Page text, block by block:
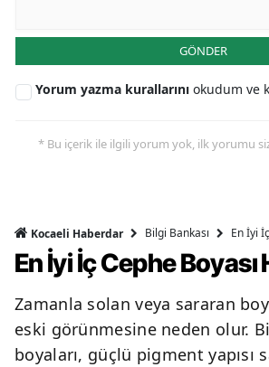
GÖNDER
Yorum yazma kurallarını okudum ve
* Bu içerik ile ilgili yorum yok, ilk yorumu siz
Kocaeli Haberdar Bilgi Bankası En İyi
En İyi İç Cephe
Zamanla solan veya sararan
eski görünmesine neden olur.
boyaları, güçlü pigment yapısı